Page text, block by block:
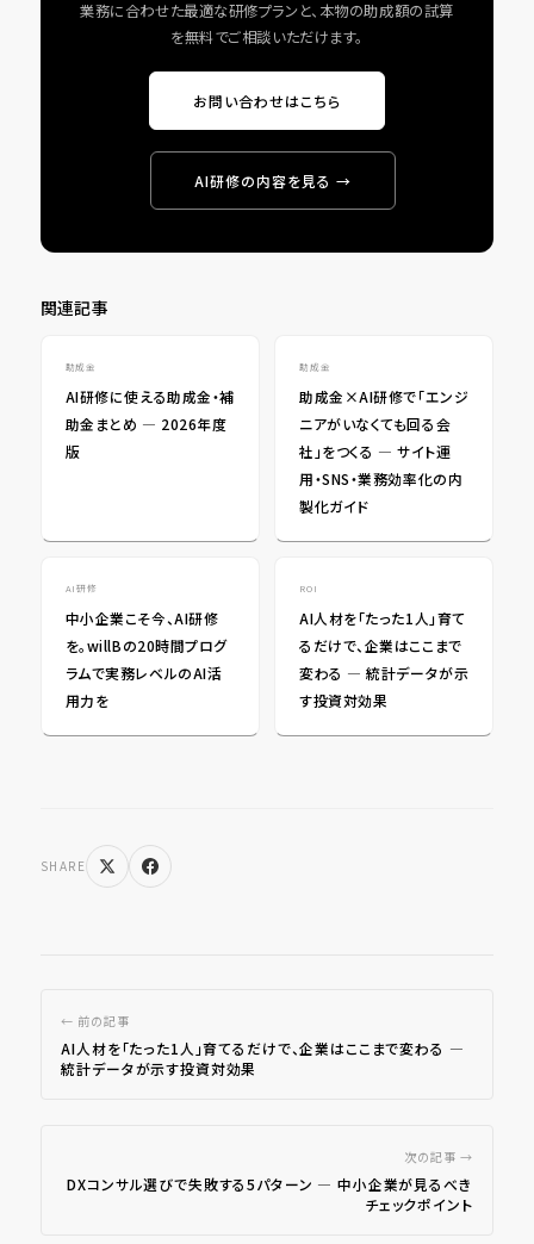
業務に合わせた最適な研修プランと、本物の助成額の試算
を無料でご相談いただけます。
お問い合わせはこちら
AI研修の内容を見る →
関連記事
助成金
AI研修に使える助成金・補
助金まとめ ― 2026年度
版
助成金
助成金×AI研修で「エンジ
ニアがいなくても回る会
社」をつくる ― サイト運
用・SNS・業務効率化の内
製化ガイド
AI研修
中小企業こそ今、AI研修
を。willBの20時間プログ
ラムで実務レベルのAI活
用力を
ROI
AI人材を「たった1人」育て
るだけで、企業はここまで
変わる ― 統計データが示
す投資対効果
SHARE
← 前の記事
AI人材を「たった1人」育てるだけで、企業はここまで変わる ―
統計データが示す投資対効果
次の記事 →
DXコンサル選びで失敗する5パターン ― 中小企業が見るべき
チェックポイント